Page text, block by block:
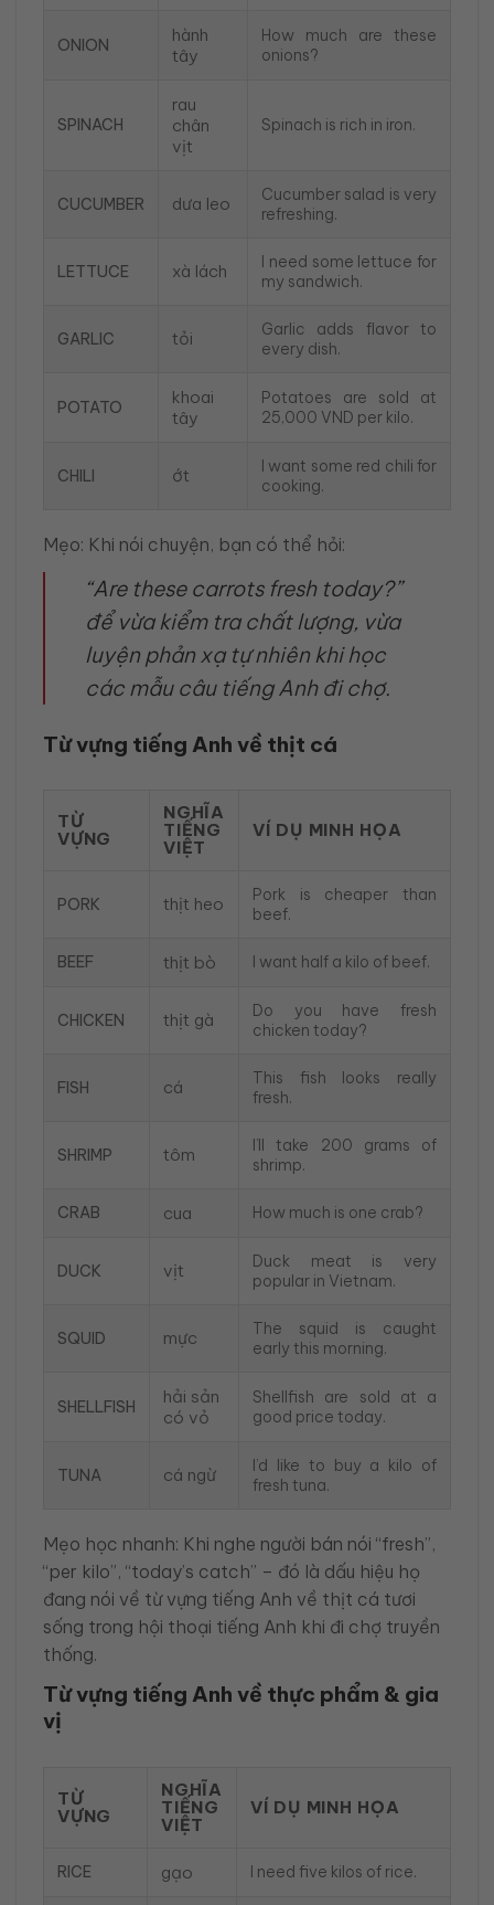
ONION
hành
tây
How much are these
onions?
SPINACH
rau
chân
vịt
Spinach is rich in iron.
CUCUMBER dưa leo
Cucumber salad is very
refreshing.
LETTUCE xà lách
I need some lettuce for
my sandwich.
GARLIC tỏi
Garlic adds flavor to
every dish.
POTATO
khoai
tây
Potatoes are sold at
25,000 VND per kilo.
CHILI ớt
I want some red chili for
cooking.
Mẹo: Khi nói chuyện, bạn có thể hỏi:
“Are these carrots fresh today?”
để vừa kiểm tra chất lượng, vừa
luyện phản xạ tự nhiên khi học
các mẫu câu tiếng Anh đi chợ.
Từ vựng tiếng Anh về thịt cá
TỪ
VỰNG
NGHĨA
TIẾNG
VIỆT
VÍ DỤ MINH HỌA
PORK thịt heo
Pork is cheaper than
beef.
BEEF thịt bò I want half a kilo of beef.
CHICKEN thịt gà
Do you have fresh
chicken today?
FISH cá
This fish looks really
fresh.
SHRIMP tôm
I’ll take 200 grams of
shrimp.
CRAB cua How much is one crab?
DUCK vịt
Duck meat is very
popular in Vietnam.
SQUID mực
The squid is caught
early this morning.
SHELLFISH
hải sản
có vỏ
Shellfish are sold at a
good price today.
TUNA cá ngừ
I’d like to buy a kilo of
fresh tuna.
Mẹo học nhanh: Khi nghe người bán nói “fresh”,
“per kilo”, “today’s catch” – đó là dấu hiệu họ
đang nói về từ vựng tiếng Anh về thịt cá tươi
sống trong hội thoại tiếng Anh khi đi chợ truyền
thống.
Từ vựng tiếng Anh về thực phẩm & gia
vị
TỪ
VỰNG
NGHĨA
TIẾNG
VIỆT
VÍ DỤ MINH HỌA
RICE gạo I need five kilos of rice.